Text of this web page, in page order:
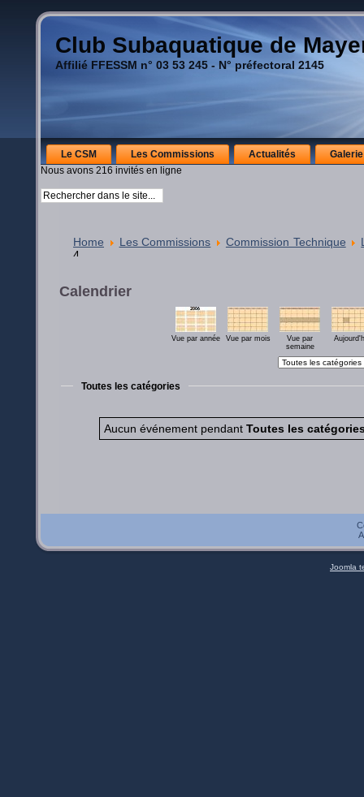
Club Subaquatique de
Affilié FFESSM n° 03 53 245 - N° préfectoral 2145
Le CSM Les Commissions Actualités
Nous avons 216 invités en ligne
Home Les Commissions Commission Technique
4
Calendrier
Vue par année Vue par mois
Vue par
semaine
Toutes les catégories
Aucun événement pendant Toutes les
Joomla